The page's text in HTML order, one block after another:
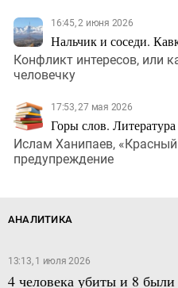
16:45, 2 июня 2026
Нальчик и соседи.
Конфликт интересов, или
человечку
17:53, 27 мая 2026
Горы слов. Литература
Ислам Ханипаев,
предупреждение
АНАЛИТИКА
13:13, 1 июля 2026
4 человека убиты и 8